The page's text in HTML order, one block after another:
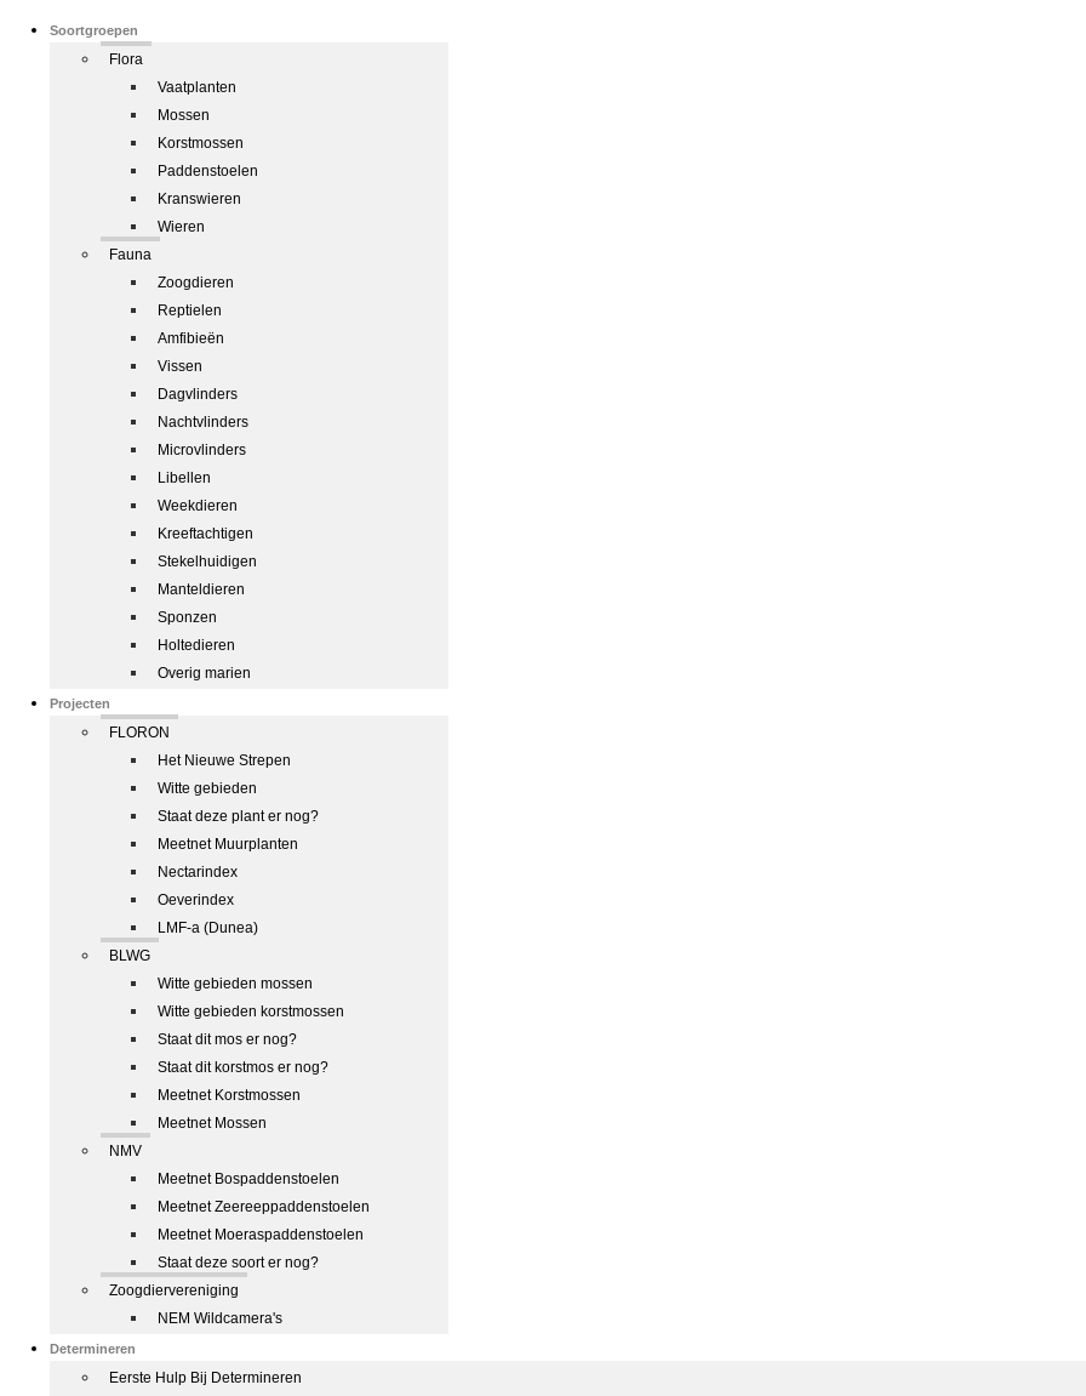
Soortgroepen
Flora
Vaatplanten
Mossen
Korstmossen
Paddenstoelen
Kranswieren
Wieren
Fauna
Zoogdieren
Reptielen
Amfibieën
Vissen
Dagvlinders
Nachtvlinders
Microvlinders
Libellen
Weekdieren
Kreeftachtigen
Stekelhuidigen
Manteldieren
Sponzen
Holtedieren
Overig marien
Projecten
FLORON
Het Nieuwe Strepen
Witte gebieden
Staat deze plant er nog?
Meetnet Muurplanten
Nectarindex
Oeverindex
LMF-a (Dunea)
BLWG
Witte gebieden mossen
Witte gebieden korstmossen
Staat dit mos er nog?
Staat dit korstmos er nog?
Meetnet Korstmossen
Meetnet Mossen
NMV
Meetnet Bospaddenstoelen
Meetnet Zeereeppaddenstoelen
Meetnet Moeraspaddenstoelen
Staat deze soort er nog?
Zoogdiervereniging
NEM Wildcamera's
Determineren
Eerste Hulp Bij Determineren